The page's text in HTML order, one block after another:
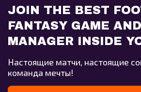
JOIN THE BEST
FANTASY GAME
MANAGER INSIDE
Настоящие матчи, настоящие
команда мечты!